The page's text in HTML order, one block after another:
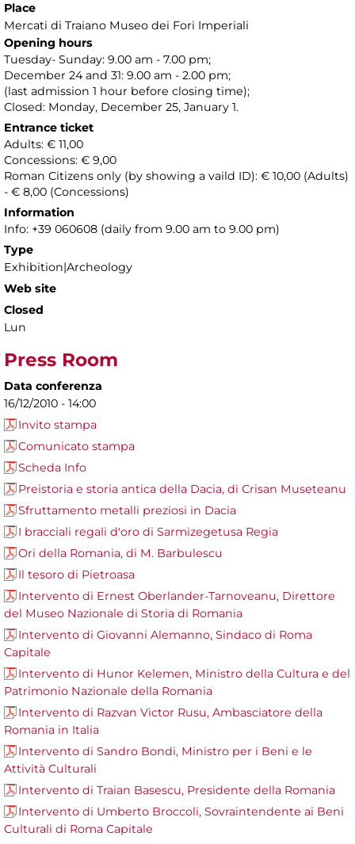
Place
Mercati di Traiano Museo dei Fori Imperiali
Opening hours
Tuesday- Sunday: 9.00 am - 7.00 pm;
December 24 and 31: 9.00 am - 2.00 pm;
(last admission 1 hour before closing time);
Closed: Monday, December 25, January 1.
Entrance ticket
Adults: € 11,00
Concessions: € 9,00
Roman Citizens only (by showing a vaild ID): € 10,00 (Adults)
- € 8,00 (Concessions)
Information
Info: +39 060608 (daily from 9.00 am to 9.00 pm)
Type
Exhibition|Archeology
Web site
Closed
Lun
Press Room
Data conferenza
16/12/2010 - 14:00
Invito stampa
Comunicato stampa
Scheda Info
Preistoria e storia antica della Dacia, di Crisan Museteanu
Sfruttamento metalli preziosi in Dacia
I bracciali regali d'oro di Sarmizegetusa Regia
Ori della Romania, di M. Barbulescu
Il tesoro di Pietroasa
Intervento di Ernest Oberlander-Tarnoveanu, Direttore
del Museo Nazionale di Storia di Romania
Intervento di Giovanni Alemanno, Sindaco di Roma
Capitale
Intervento di Hunor Kelemen, Ministro della Cultura e del
Patrimonio Nazionale della Romania
Intervento di Razvan Victor Rusu, Ambasciatore della
Romania in Italia
Intervento di Sandro Bondi, Ministro per i Beni e le
Attività Culturali
Intervento di Traian Basescu, Presidente della Romania
Intervento di Umberto Broccoli, Sovraintendente ai Beni
Culturali di Roma Capitale